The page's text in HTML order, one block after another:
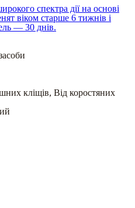
спектра дії на основі
віком старше 6 тижнів і
— 30 днів.
кліщів, Від коростяних